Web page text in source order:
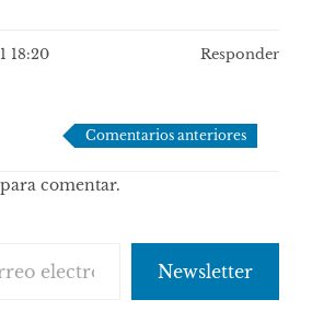
18:20 Responder
Comentarios anteriores
comentar.
Newsletter